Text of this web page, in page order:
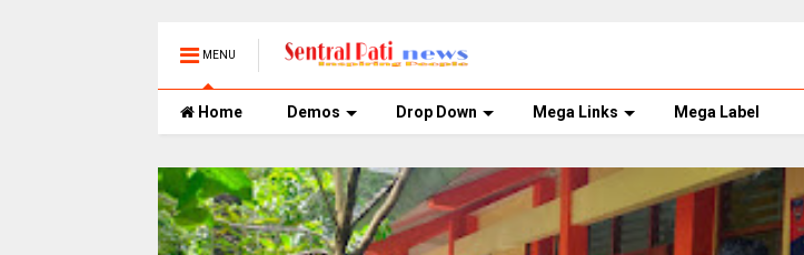
MENU
Home Demos Drop Down Mega Links Mega Label